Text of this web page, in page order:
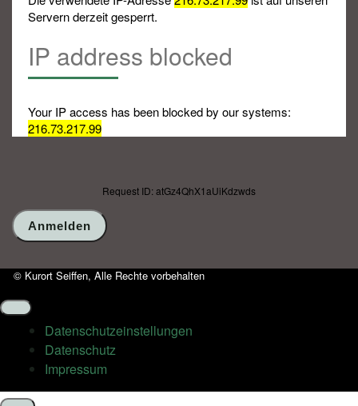
Servern derzeit gesperrt.
IP address blocked
Your IP access has been blocked by our systems:
216.73.217.99
Request ID: atGz4QhX1aUiKdzwds
© Kurort Seiffen, Alle Rechte vorbehalten
Datenschutz­einstellungen
Datenschutz
Impressum